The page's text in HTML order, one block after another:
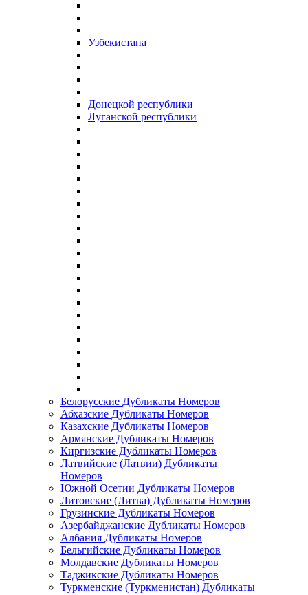
Узбекистана
Донецкой республики
Луганской республики
Белорусские Дубликаты Номеров
Абхазские Дубликаты Номеров
Казахские Дубликаты Номеров
Армянские Дубликаты Номеров
Киргизские Дубликаты Номеров
Латвийские (Латвии) Дубликаты
Номеров
Южной Осетии Дубликаты Номеров
Литовские (Литва) Дубликаты Номеров
Грузинские Дубликаты Номеров
Азербайджанские Дубликаты Номеров
Албания Дубликаты Номеров
Бельгийские Дубликаты Номеров
Молдавские Дубликаты Номеров
Таджикские Дубликаты Номеров
Туркменские (Туркменистан) Дубликаты